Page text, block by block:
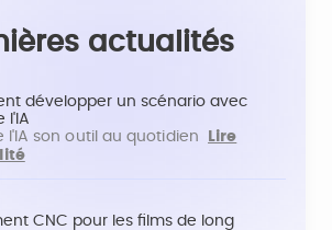
actualités
développer un scénario avec
l'IA
l'IA son outil au quotidien
Lire
CNC pour les films de long